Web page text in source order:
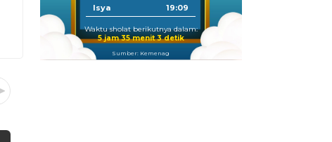
Isya 19:09
Waktu sholat berikutnya dalam:
5 jam 35 menit 2 detik
Sumber: Kemenag